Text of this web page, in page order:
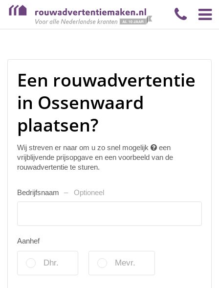
Een rouwadvertentie
in Ossenwaard
plaatsen?
Wij streven er naar om u zo snel mogelijk
een
vrijblijvende prijsopgave en een voorbeeld van de
rouwadvertentie te sturen.
Bedrijfsnaam Optioneel
Aanhef
Dhr. Mevr.